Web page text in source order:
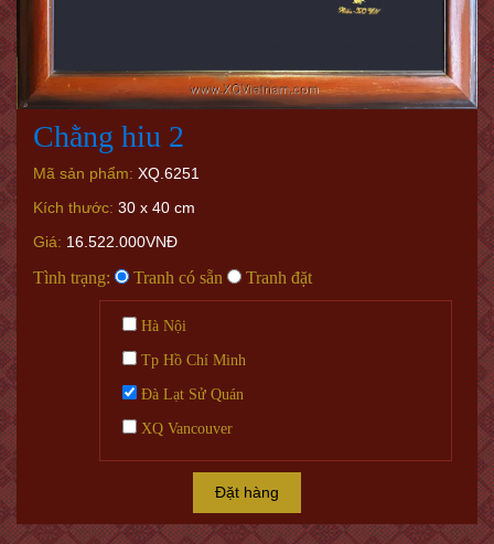
Chằng hiu 2
Mã sản phẩm: XQ.6251
Kích thước: 30 x 40 cm
Giá: 16.522.000VNĐ
Tình trạng: Tranh có sẵn Tranh đặt
Hà Nội
Tp Hồ Chí Minh
Đà Lạt Sử Quán
XQ Vancouver
Đặt hàng